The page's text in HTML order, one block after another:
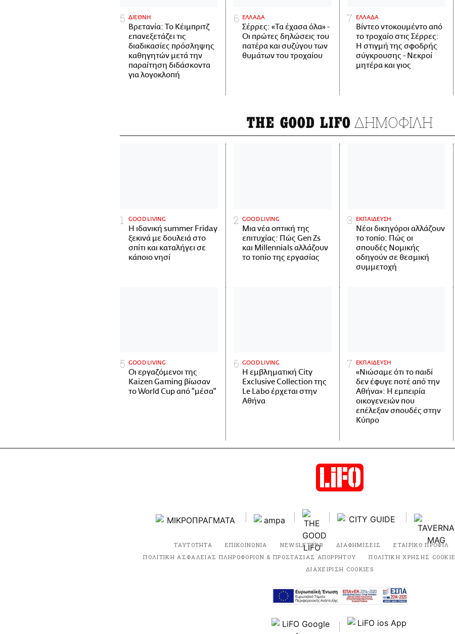
ΔΙΕΘΝΗ
Βρετανία: Το Κέιμπριτζ
επανεξετάζει τις
διαδικασίες πρόσληψης
καθηγητών μετά την
παραίτηση διδάσκοντα
για λογοκλοπή
ΕΛΛΑΔΑ
Σέρρες: «Τα έχασα όλα» -
Οι πρώτες δηλώσεις του
πατέρα και συζύγου των
θυμάτων του τροχαίου
ΕΛΛΑΔΑ
Βίντεο ντοκουμέντο από
το τροχαίο στις Σέρρες:
Η στιγμή της σφοδρής
σύγκρουσης - Νεκροί
μητέρα και γιος
THE GOOD LIFO ΔΗΜΟΦΙΛΗ
GOOD LIVING
Η ιδανική summer Friday
ξεκινά με δουλειά στο
σπίτι και καταλήγει σε
κάποιο νησί
GOOD LIVING
Μια νέα οπτική της
επιτυχίας: Πώς Gen Zs
και Millennials αλλάζουν
το τοπίο της εργασίας
ΕΚΠΑΙΔΕΥΣΗ
Νέοι δικηγόροι αλλάζουν
το τοπίο: Πώς οι
σπουδές Νομικής
οδηγούν σε θεσμική
συμμετοχή
GOOD LIVING
Οι εργαζόμενοι της
Kaizen Gaming βίωσαν
το World Cup από "μέσα"
GOOD LIVING
Η εμβληματική City
Exclusive Collection της
Le Labo έρχεται στην
Αθήνα
ΕΚΠΑΙΔΕΥΣΗ
«Νιώσαμε ότι το παιδί
δεν έφυγε ποτέ από την
Αθήνα»: Η εμπειρία
οικογενειών που
επέλεξαν σπουδές στην
Κύπρο
ΤΑΥΤΟΤΗΤΑ ΕΠΙΚΟΙΝΩΝΙΑ NEWSLETTER ΔΙΑΦΗΜΙΣΕΙΣ ΕΤΑΙΡΙΚΟ ΠΡΟΦΙΛ
ΠΟΛΙΤΙΚΗ ΑΣΦΑΛΕΙΑΣ ΠΛΗΡΟΦΟΡΙΩΝ & ΠΡΟΣΤΑΣΙΑΣ ΑΠΟΡΡΗΤΟΥ
ΠΟΛΙΤΙΚΗ ΧΡΗΣΗΣ
ΔΙΑΧΕΙΡΙΣΗ COOKIES